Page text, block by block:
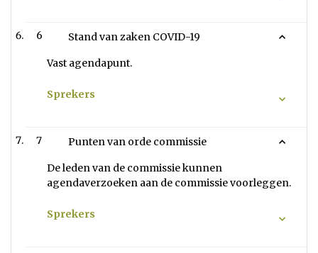
6 Stand van zaken COVID-19
Vast agendapunt.
Sprekers
7 Punten van orde commissie
De leden van de commissie kunnen
agendaverzoeken aan de commissie voorleggen.
Sprekers